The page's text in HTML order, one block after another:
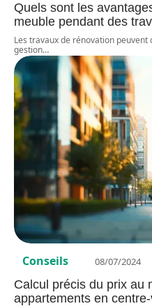
Quels sont les
meuble pendant des
Les travaux de rénovation
gestion…
Conseils 08/07/2024
Calcul précis du prix au
appartements en